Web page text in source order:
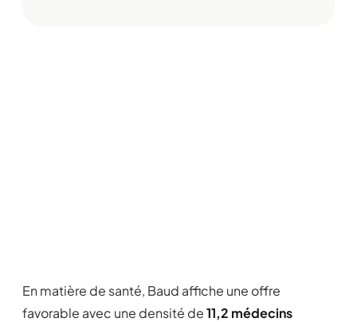
En matière de santé, Baud affiche une offre
favorable avec une densité de11,2 médecins